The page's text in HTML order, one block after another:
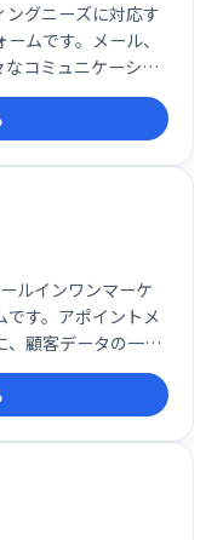
グニーズに対応す
ムです。メール、
コミュニケーショ
ングキャンペーンを
レンドリーなイン
に利用可能。顧客エ
成長を促進します。
も容易です。
ルインワンマーケ
す。アポイントメ
、顧客データの一元
ージョン率向上を実
ンチャネルを統合
約スケジュールの最
す。